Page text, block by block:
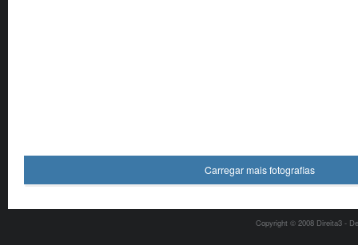
Carregar mais fotografias
Copyright © 2008 Direita3 -